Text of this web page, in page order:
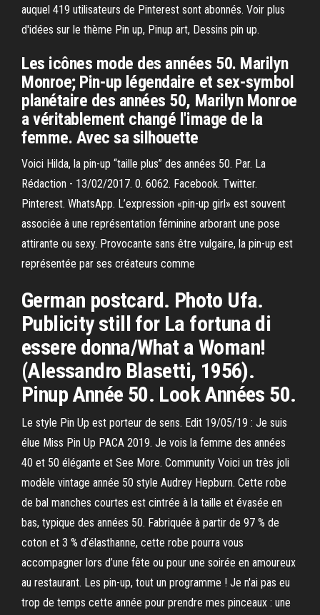
auquel 419 utilisateurs de Pinterest sont abonnés. Voir plus
d'idées sur le thème Pin up, Pinup art, Dessins pin up.
Les icônes mode des années 50. Marilyn
Monroe; Pin-up légendaire et sex-symbol
planétaire des années 50, Marilyn Monroe
a véritablement changé l'image de la
femme. Avec sa silhouette
Voici Hilda, la pin-up “taille plus” des années 50. Par. La
Rédaction - 13/02/2017. 0. 6062. Facebook. Twitter.
Pinterest. WhatsApp. L’expression «pin-up girl» est souvent
associée à une représentation féminine arborant une pose
attirante ou sexy. Provocante sans être vulgaire, la pin-up est
représentée par ses créateurs comme
German postcard. Photo Ufa.
Publicity still for La fortuna di
essere donna/What a Woman!
(Alessandro Blasetti, 1956).
Pinup Année 50. Look Années 50.
Le style Pin Up est porteur de sens. Edit 19/05/19 : Je suis
élue Miss Pin Up PACA 2019. Je vois la femme des années
40 et 50 élégante et See More. Community Voici un très joli
modèle vintage année 50 style Audrey Hepburn. Cette robe
de bal manches courtes est cintrée à la taille et évasée en
bas, typique des années 50. Fabriquée à partir de 97 % de
coton et 3 % d’élasthanne, cette robe pourra vous
accompagner lors d’une fête ou pour une soirée en amoureux
au restaurant. Les pin-up, tout un programme ! Je n'ai pas eu
trop de temps cette année pour prendre mes pinceaux : une